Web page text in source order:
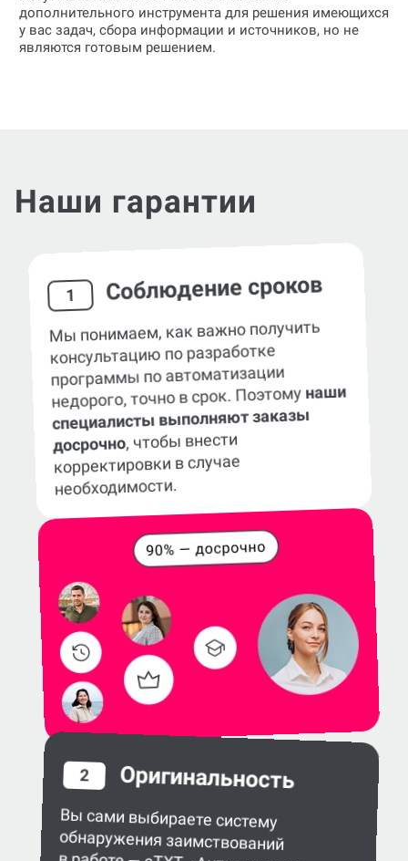
дополнительного инструмента для решения имеющихся
у вас задач, сбора информации и источников, но не
являются готовым решением.
Наши гарантии
1 Соблюдение сроков
Мы понимаем, как важно получить
консультацию по разработке
программы по автоматизации
недорого, точно в срок. Поэтому наши
специалисты выполняют заказы
досрочно, чтобы внести
корректировки в случае
необходимости.
2 Оригинальность
Вы сами выбираете систему
обнаружения заимствований
в работе — eTXT, «Антиплагиат»